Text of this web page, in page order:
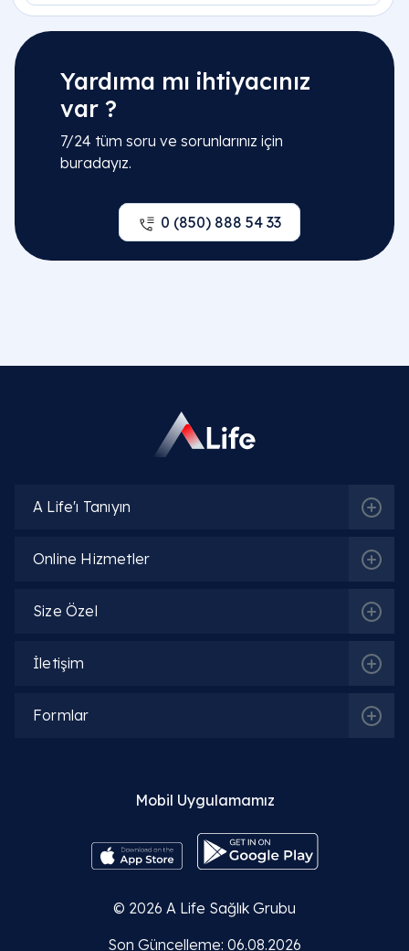
Yardıma mı ihtiyacınız
var ?
7/24 tüm soru ve sorunlarınız için
buradayız.
0 (850) 888 54 33
A Life'ı Tanıyın
Online Hizmetler
Size Özel
İletişim
Formlar
Mobil Uygulamamız
© 2026 A Life Sağlık Grubu
Son Güncelleme: 06.08.2026